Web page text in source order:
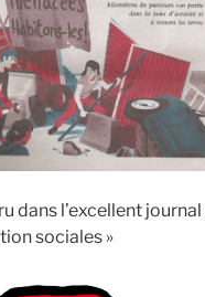
dans l’excellent journal
sociales »